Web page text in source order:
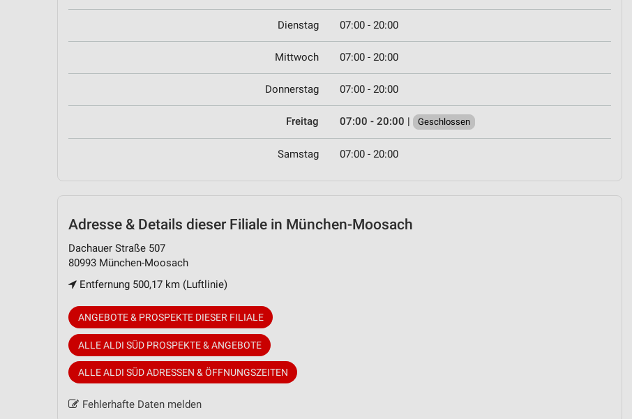
Dienstag 07:00 - 20:00
Mittwoch 07:00 - 20:00
Donnerstag 07:00 - 20:00
Freitag 07:00 - 20:00 | Geschlossen
Samstag 07:00 - 20:00
Adresse & Details dieser Filiale in München-Moosach
Dachauer Straße 507
80993 München-Moosach
Entfernung 500,17 km (Luftlinie)
ANGEBOTE & PROSPEKTE DIESER FILIALE
ALLE ALDI SÜD PROSPEKTE & ANGEBOTE
ALLE ALDI SÜD ADRESSEN & ÖFFNUNGSZEITEN
Fehlerhafte Daten melden